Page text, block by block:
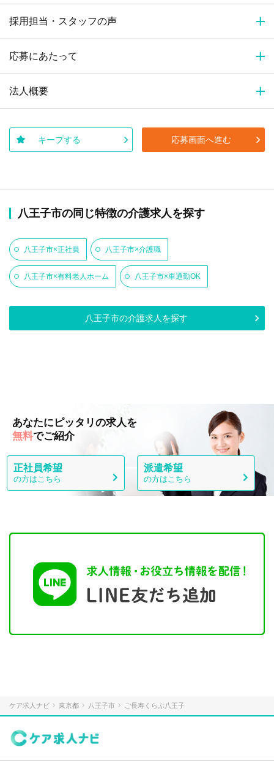
採用担当・スタッフの声
応募にあたって
法人概要
キープする 応募画面へ進む
八王子市の同じ特徴の介護求人を探す
八王子市×正社員 八王子市×介護職
八王子市×有料老人ホーム 八王子市×車通勤OK
八王子市の介護求人を探す
あなたにピッタリの求人を
無料でご紹介
正社員希望
の方はこちら
派遣希望
の方はこちら
ケア求人ナビ 東京都 八王子市 ご長寿くらぶ八王子